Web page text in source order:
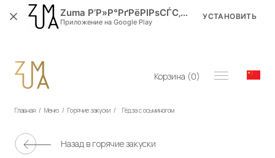
Корзина (0)
Главная / Меню / Горячие закуски / Гёдза с осьминогом
Назад в горячие закуски
Zuma Р’Р»Р°РґРёРІРѕСЃС‚РѕРє
Приложение на Google Play
УСТАНОВИТЬ